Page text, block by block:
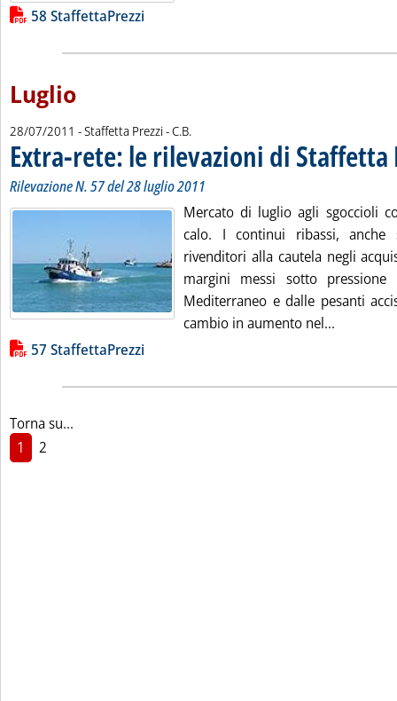
Lista allegati PDF alla notizia
58 StaffettaPrezzi
Luglio
28/07/2011 - Staffetta Prezzi -di:
C.B.
Extra-rete: le rilevazioni di Staffetta
Rilevazione N. 57 del 28 luglio 2011
Mercato di luglio agli sgoccioli
calo. I continui ribassi,
rivenditori alla cautela negli
margini messi sotto
Mediterraneo e dalle pesanti
cambio in aumento nel...
Lista allegati PDF alla notizia
57 StaffettaPrezzi
Torna su...
1
2